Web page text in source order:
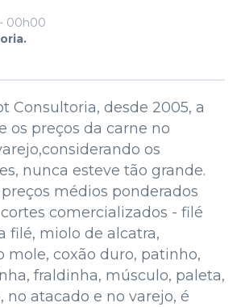
00h00
Consultoria, desde 2005, a
os preços da carne no
os
nunca esteve tão grande.
médios ponderados
comercializados - filé
filé, miolo de alcatra,
mole, coxão duro, patinho,
fraldinha, músculo, paleta,
no atacado e no varejo, é